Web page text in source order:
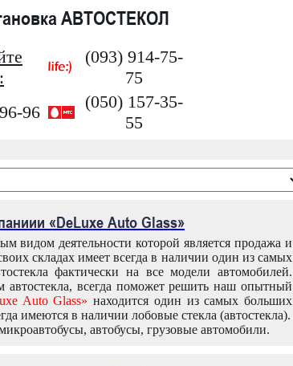
АВТОСТЕКОЛ
(093) 914-75-
75
96
(050) 157-35-
55
«DeLuxe Auto Glass»
видом деятельности которой является продажа и
складах имеет всегда в наличии один из самых
фактически на все модели автомобилей.
всегда поможет решить наш опытный
Auto Glass» находится один из самых больших
имеются в наличии лобовые стекла (автостекла).
автобусы, грузовые автомобили.